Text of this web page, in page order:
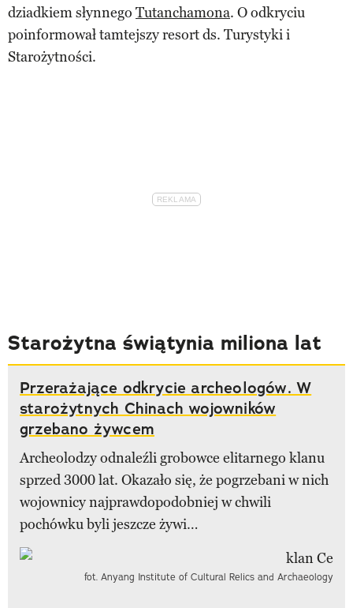
dziadkiem słynnego Tutanchamona. O odkryciu
poinformował tamtejszy resort ds. Turystyki i
Starożytności.
Starożytna świątynia miliona lat
Przerażające odkrycie archeologów. W
starożytnych Chinach wojowników
grzebano żywcem
Archeolodzy odnaleźli grobowce elitarnego klanu
sprzed 3000 lat. Okazało się, że pogrzebani w nich
wojownicy najprawdopodobniej w chwili
pochówku byli jeszcze żywi…
fot. Anyang Institute of Cultural Relics and Archaeology